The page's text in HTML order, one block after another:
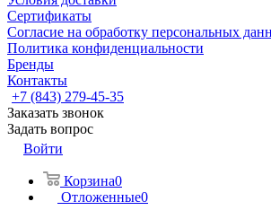
Сертификаты
Согласие на обработку персональных
Политика конфиденциальности
Бренды
Контакты
+7 (843) 279-45-35
Заказать звонок
Задать вопрос
Войти
Корзина0
Отложенные0